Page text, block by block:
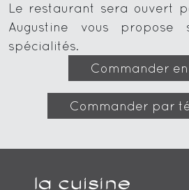
Le restaurant sera ouvert
Augustine vous
spécialités.
Commander
Commander par